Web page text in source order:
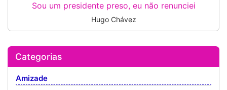
Sou um presidente preso, eu não renunciei
Hugo Chávez
Categorias
Amizade